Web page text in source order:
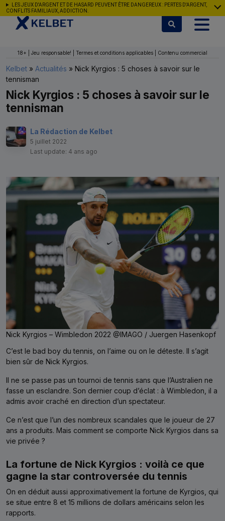
Aller au contenu
LES JEUX D'ARGENT ET DE HASARD PEUVENT ÊTRE DANGEREUX : PERTES D'ARGENT,
CONFLITS FAMILIAUX, ADDICTION.
18+ | Jeu responsable! | Termes et conditions applicables | Contenu commercial
Kelbet » Actualités » Nick Kyrgios : 5 choses à savoir sur le
tennisman
Nick Kyrgios : 5 choses à savoir sur le
tennisman
La Rédaction de Kelbet
5 juillet 2022
Last update: 4 ans ago
Nick Kyrgios – Wimbledon 2022 @IMAGO / Juergen Hasenkopf
C’est le bad boy du tennis, on l’aime ou on le déteste. Il s’agit
bien sûr de Nick Kyrgios.
Il ne se passe pas un tournoi de tennis sans que l’Australien ne
fasse un esclandre. Son dernier coup d’éclat : à Wimbledon, il a
admis avoir craché en direction d’un spectateur.
Ce n’est que l’un des nombreux scandales que le joueur de 27
ans a produits. Mais comment se comporte Nick Kyrgios dans sa
vie privée ?
La fortune de Nick Kyrgios : voilà ce que
gagne la star controversée du tennis
On en déduit aussi approximativement la fortune de Kyrgios, qui
se situe entre 8 et 15 millions de dollars américains selon les
rapports.